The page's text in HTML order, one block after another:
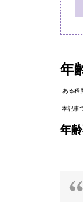
年
ある程
本記事
年